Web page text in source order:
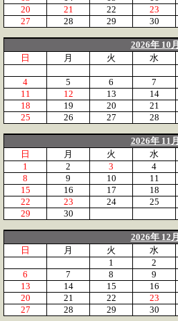
20
21 22 23
27
28 29 30
2026年 10月
日
月 火 水
4
5 6 7
11
12 13 14
18
19 20 21
25
26 27 28
2026年 11月
日
月 火 水
1
2 3 4
8
9 10 11
15
16 17 18
22
23 24 25
29
30
2026年 12月
日
月 火 水
1
2
6
7 8 9
13
14 15 16
20
21 22 23
27
28 29 30